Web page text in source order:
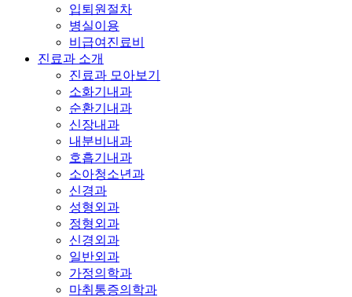
입퇴원절차
병실이용
비급여진료비
진료과 소개
진료과 모아보기
소화기내과
순환기내과
신장내과
내분비내과
호흡기내과
소아청소년과
신경과
성형외과
정형외과
신경외과
일반외과
가정의학과
마취통증의학과